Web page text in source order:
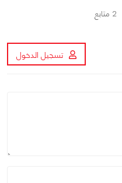
2 متابع
تسجيل الدخول